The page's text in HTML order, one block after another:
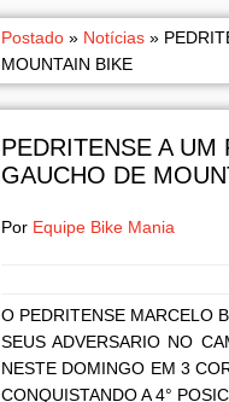
Postado » Notícias »
MOUNTAIN BIKE
PEDRITENSE A
GAUCHO DE
Por Equipe Bike Mania
O PEDRITENSE MARCELO
SEUS ADVERSARIO NO
NESTE DOMINGO EM 3
CONQUISTANDO A 4°